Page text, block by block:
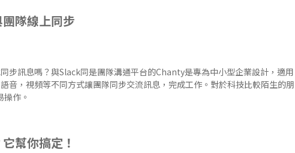
隊線上同步
步訊息嗎？與Slack同是團隊溝通平台的Chanty是專為中小型企業設計，適用
音，視頻等不同方式讓團隊同步交流訊息，完成工作。對於科技比較陌生的朋
作。
幫你搞定！